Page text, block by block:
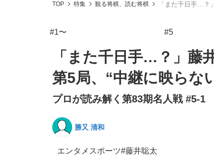
TOP 特集 観る将棋、読む将棋 「また千日手…？
#1〜 #5
「また千日手…？」藤
第5局、“中継に映らな
プロが読み解く第83期名人戦 #5-1
勝又 清和
エンタメ スポーツ#藤井聡太